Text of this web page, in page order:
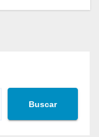
Buscar